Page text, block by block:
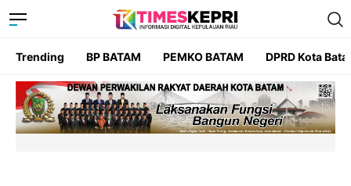
Trending BP BATAM PEMKO BATAM DPRD Kota